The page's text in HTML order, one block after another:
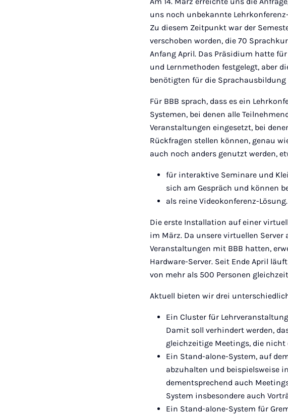
uns noch unbekannte
Zu diesem Zeitpunkt war der
verschoben worden, die 70
Anfang April. Das Präsidium hatte
und Lernmethoden festgelegt, aber
benötigten für die
Für BBB sprach, dass es ein
Systemen, bei denen alle
Veranstaltungen eingesetzt, bei
Rückfragen stellen können, genau
auch noch anders genutzt werden,
für interaktive Seminare und
sich am Gespräch und können
als reine Videokonferenz-Lösung.
Die erste Installation auf einer
im März. Da unsere virtuellen
Veranstaltungen mit BBB hatten,
Hardware-Server. Seit Ende April
von mehr als 500 Personen
Aktuell bieten wir drei
Ein Cluster für
Damit soll verhindert werden,
gleichzeitige Meetings, die nicht
Ein Stand-alone-System, auf
abzuhalten und beispielsweise
dementsprechend auch
System insbesondere auch
Ein Stand-alone-System für